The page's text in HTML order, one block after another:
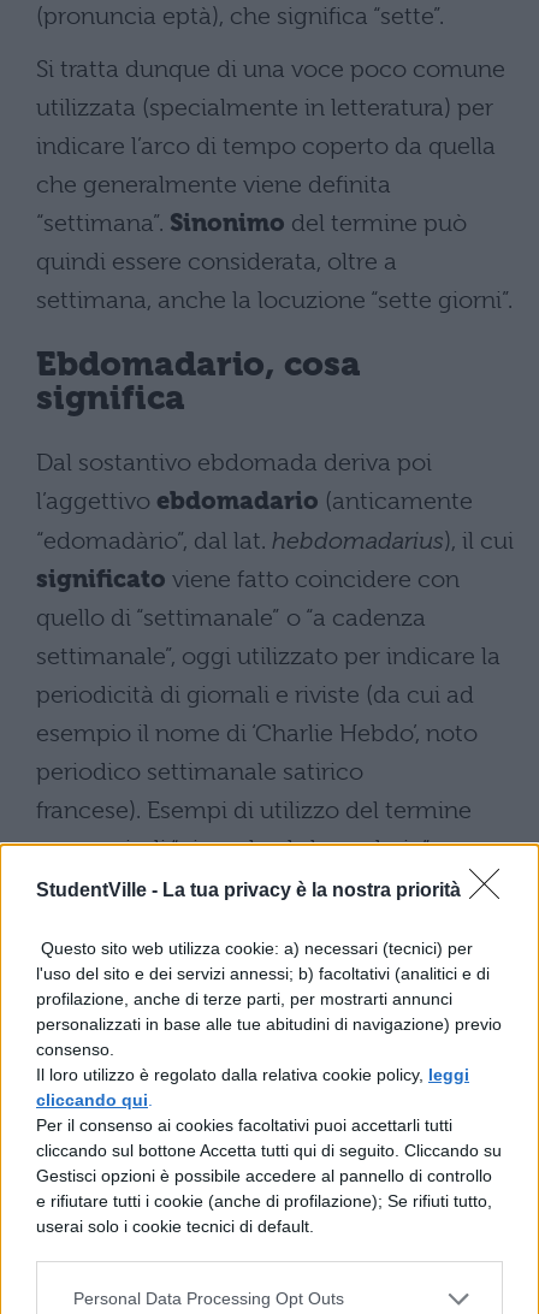
StudentVille - La tua privacy è la nostra priorità
Questo sito web utilizza cookie: a) necessari (tecnici) per
l'uso del sito e dei servizi annessi; b) facoltativi (analitici e di
profilazione, anche di terze parti, per mostrarti annunci
personalizzati in base alle tue abitudini di navigazione) previo
consenso.
Il loro utilizzo è regolato dalla relativa cookie policy, leggi
cliccando qui
Per il consenso ai cookies facoltativi puoi accettarli tutti
cliccando sul bottone Accetta tutti qui di seguito. Cliccando su
Gestisci opzioni è possibile accedere al pannello di controllo
e rifiutare tutti i cookie (anche di profilazione); Se rifiuti tutto,
userai solo i cookie tecnici di default.
Personal Data Processing Opt Outs
(pronuncia eptà), che significa “sette”.
Si tratta dunque di una voce poco comune
utilizzata (specialmente in letteratura) per
indicare l’arco di tempo coperto da quella
che generalmente viene definita
“settimana”. Sinonimo del termine può
quindi essere considerata, oltre a
settimana, anche la locuzione “sette giorni”.
Ebdomadario, cosa
significa
Dal sostantivo ebdomada deriva poi
l’aggettivo ebdomadario (anticamente
“edomadàrio”, dal lat. hebdomadarius), il cui
significato viene fatto coincidere con
quello di “settimanale” o “a cadenza
settimanale”, oggi utilizzato per indicare la
periodicità di giornali e riviste (da cui ad
esempio il nome di ‘Charlie Hebdo’, noto
periodico settimanale satirico
francese). Esempi di utilizzo del termine
sono quindi “giornale ebdomadario”,
“ebdomadario sportivo”, “ebdomadario
In passato, con il termine ebdomadario in
religione si era invece soliti indicare il
sacerdote addetto al servizio liturgico per
tutta una settimana o per un giorno
stabilito, a rotazione con altri ecclesiastici
(es. “canonico ebdomadario”, “frate
ebdomadario” o, più semplicemente,
infine utilizzato l’avverbio